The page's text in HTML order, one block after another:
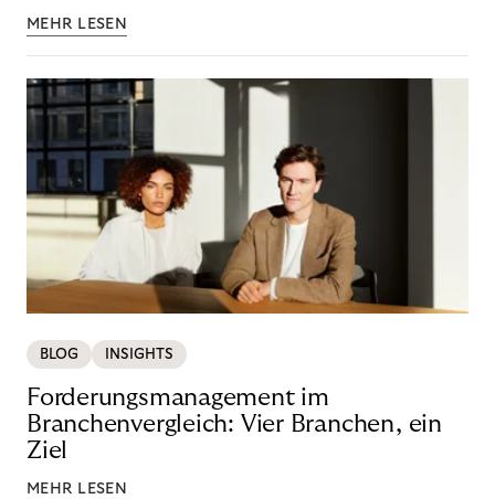
MEHR LESEN
BLOG INSIGHTS
Forderungsmanagement im
Branchenvergleich: Vier Branchen, ein
Ziel
MEHR LESEN